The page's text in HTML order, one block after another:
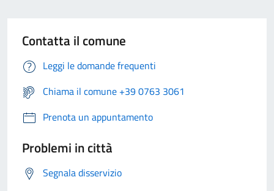
Contatta il comune
Leggi le domande frequenti
Chiama il comune +39 0763 3061
Prenota un appuntamento
Problemi in città
Segnala disservizio